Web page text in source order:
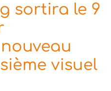
sortira le 9
visuel